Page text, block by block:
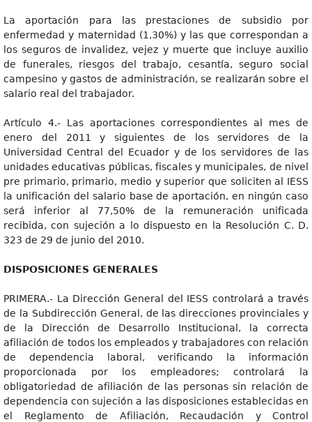
La aportación para las prestaciones de subsidio por
enfermedad y maternidad (1,30%) y las que correspondan a
los seguros de invalidez, vejez y muerte que incluye auxilio
de funerales, riesgos del trabajo, cesantía, seguro social
campesino y gastos de administración, se realizarán sobre el
salario real del trabajador.
Artículo 4.- Las aportaciones correspondientes al mes de
enero del 2011 y siguientes de los servidores de la
Universidad Central del Ecuador y de los servidores de las
unidades educativas públicas, fiscales y municipales, de nivel
pre primario, primario, medio y superior que soliciten al IESS
la unificación del salario base de aportación, en ningún caso
será inferior al 77,50% de la remuneración unificada
recibida, con sujeción a lo dispuesto en la Resolución C. D.
323 de 29 de junio del 2010.
DISPOSICIONES GENERALES
PRIMERA.- La Dirección General del IESS controlará a través
de la Subdirección General, de las direcciones provinciales y
de la Dirección de Desarrollo Institucional, la correcta
afiliación de todos los empleados y trabajadores con relación
de dependencia laboral, verificando la información
proporcionada por los empleadores; controlará la
obligatoriedad de afiliación de las personas sin relación de
dependencia con sujeción a las disposiciones establecidas en
el Reglamento de Afiliación, Recaudación y Control